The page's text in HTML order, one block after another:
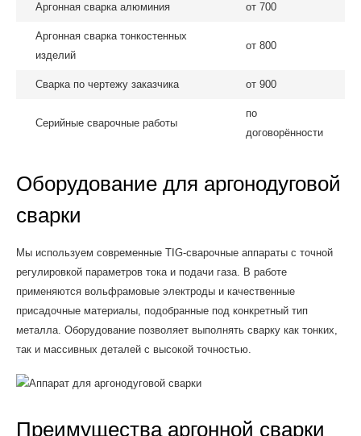
Аргонная сварка алюминия от 700
Аргонная сварка тонкостенных
изделий
от 800
Сварка по чертежу заказчика от 900
Серийные сварочные работы
по
договорённости
Оборудование для аргонодуговой
сварки
Мы используем современные TIG-сварочные аппараты с точной
регулировкой параметров тока и подачи газа. В работе
применяются вольфрамовые электроды и качественные
присадочные материалы, подобранные под конкретный тип
металла. Оборудование позволяет выполнять сварку как тонких,
так и массивных деталей с высокой точностью.
Преимущества аргонной сварки